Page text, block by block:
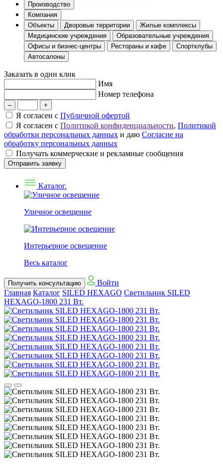
Производство
Компания
Объекты
Дворовые территории
Жилые комплексы
Медицинские учреждения
Образовательные учреждения
Офисы и бизнес-центры
Рестораны и кафе
Спортклубы
Автосалоны
Заказать в один клик
Имя
Номер телефона
– +
Я согласен с Публичной офертой
Я согласен с Политикой конфиденциальности, Политикой
обработки персональных данных и даю Согласие на
обработку персональных данных
Получать коммерческие и рекламные сообщения
Отправить заявку
Каталог.
Уличное освещение
Интерьерное освещение
Весь каталог
Получить консультацию
Войти
Главная Каталог SILED HEXAGO Светильник SILED
HEXAGO-1800 231 Вт.